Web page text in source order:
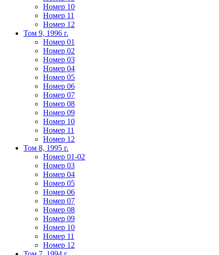
Номер 10
Номер 11
Номер 12
Том 9, 1996 г.
Номер 01
Номер 02
Номер 03
Номер 04
Номер 05
Номер 06
Номер 07
Номер 08
Номер 09
Номер 10
Номер 11
Номер 12
Том 8, 1995 г.
Номер 01-02
Номер 03
Номер 04
Номер 05
Номер 06
Номер 07
Номер 08
Номер 09
Номер 10
Номер 11
Номер 12